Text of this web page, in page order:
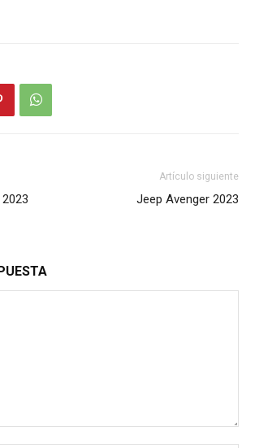
Artículo siguiente
Jeep Avenger 2023